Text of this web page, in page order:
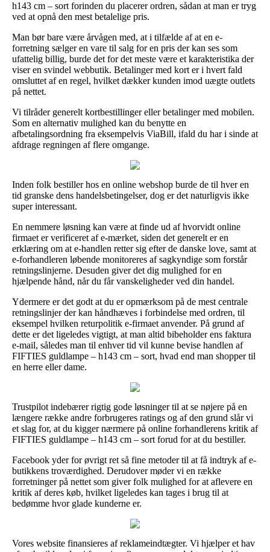
h143 cm – sort forinden du placerer ordren, sådan at man er tryg
ved at opnå den mest betalelige pris.
Man bør bare være årvågen med, at i tilfælde af at en e-
forretning sælger en vare til salg for en pris der kan ses som
ufattelig billig, burde det for det meste være et karakteristika der
viser en svindel webbutik. Betalinger med kort er i hvert fald
omsluttet af en regel, hvilket dækker kunden imod uægte outlets
på nettet.
Vi tilråder generelt kortbestillinger eller betalinger med mobilen.
Som en alternativ mulighed kan du benytte en
afbetalingsordning fra eksempelvis ViaBill, ifald du har i sinde at
afdrage regningen af flere omgange.
Inden folk bestiller hos en online webshop burde de til hver en
tid granske dens handelsbetingelser, dog er det naturligvis ikke
super interessant.
En nemmere løsning kan være at finde ud af hvorvidt online
firmaet er verificeret af e-mærket, siden det generelt er en
erklæring om at e-handlen retter sig efter de danske love, samt at
e-forhandleren løbende monitoreres af sagkyndige som forstår
retningslinjerne. Desuden giver det dig mulighed for en
hjælpende hånd, når du får vanskeligheder ved din handel.
Ydermere er det godt at du er opmærksom på de mest centrale
retningslinjer der kan håndhæves i forbindelse med ordren, til
eksempel hvilken returpolitik e-firmaet anvender. På grund af
dette er det ligeledes vigtigt, at man altid bibeholder ens faktura
e-mail, således man til enhver tid vil kunne bevise handlen af
FIFTIES guldlampe – h143 cm – sort, hvad end man shopper til
en herre eller dame.
Trustpilot indebærer rigtig gode løsninger til at se nøjere på en
længere række andre forbrugeres ratings og af den grund slår vi
et slag for, at du kigger nærmere på online forhandlerens kritik af
FIFTIES guldlampe – h143 cm – sort forud for at du bestiller.
Facebook yder for øvrigt ret så fine metoder til at få indtryk af e-
butikkens troværdighed. Derudover møder vi en række
forretninger på nettet som giver folk mulighed for at aflevere en
kritik af deres køb, hvilket ligeledes kan tages i brug til at
bedømme hvor glade kunderne er.
Vores website finansieres af reklameindtægter. Vi hjælper et hav